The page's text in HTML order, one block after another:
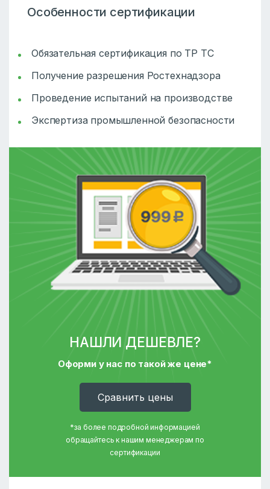
Особенности сертификации
Обязательная сертификация по ТР ТС
Получение разрешения Ростехнадзора
Проведение испытаний на производстве
Экспертиза промышленной безопасности
НАШЛИ ДЕШЕВЛЕ?
Оформи у нас по такой же цене*
Cравнить цены
*за более подробной информацией
обращайтесь к нашим менеджерам по
сертификации